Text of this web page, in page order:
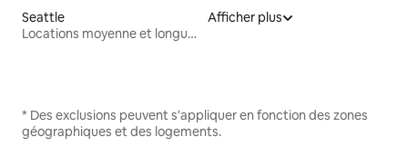
Seattle
Locations moyenne et longue durée
Afficher plus
* Des exclusions peuvent s'appliquer en fonction des zones
géographiques et des logements.